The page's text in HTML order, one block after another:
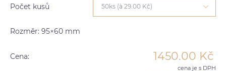
Počet kusů 50ks (à 29.00 Kč)
Rozměr: 95×60 mm
Cena: 1450.00 Kč
cena je s DPH